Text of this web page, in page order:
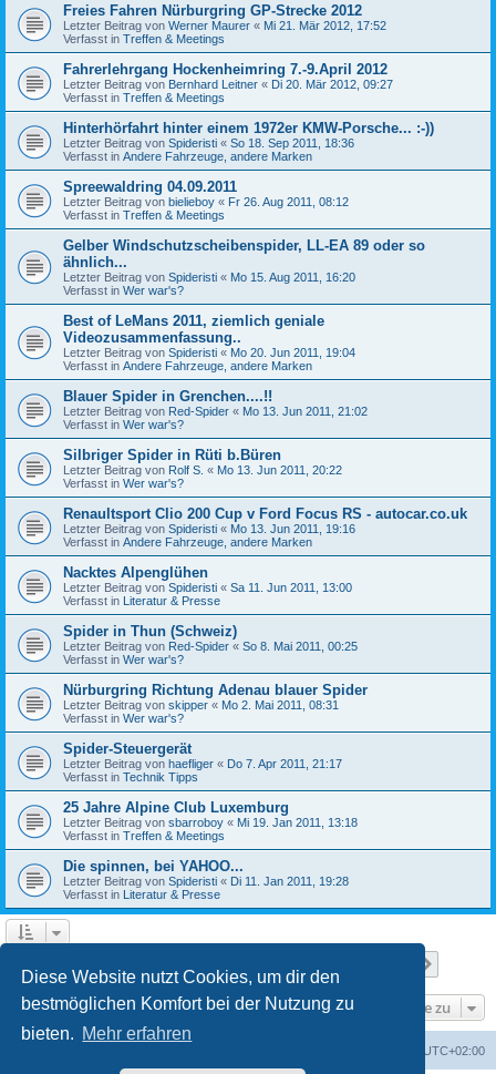
Diese Website nutzt Cookies, um dir den
bestmöglichen Komfort bei der Nutzung zu
bieten. Mehr erfahren
Freies Fahren Nürburgring GP-Strecke 2012
Letzter Beitrag von Werner Maurer « Mi 21. Mär 2012, 17:52
Verfasst in Treffen & Meetings
Fahrerlehrgang Hockenheimring 7.-9.April 2012
Letzter Beitrag von Bernhard Leitner « Di 20. Mär 2012, 09:27
Verfasst in Treffen & Meetings
Hinterhörfahrt hinter einem 1972er KMW-Porsche... :-))
Letzter Beitrag von Spideristi « So 18. Sep 2011, 18:36
Verfasst in Andere Fahrzeuge, andere Marken
Spreewaldring 04.09.2011
Letzter Beitrag von bielieboy « Fr 26. Aug 2011, 08:12
Verfasst in Treffen & Meetings
Gelber Windschutzscheibenspider, LL-EA 89 oder so
ähnlich...
Letzter Beitrag von Spideristi « Mo 15. Aug 2011, 16:20
Verfasst in Wer war's?
Best of LeMans 2011, ziemlich geniale
Videozusammenfassung..
Letzter Beitrag von Spideristi « Mo 20. Jun 2011, 19:04
Verfasst in Andere Fahrzeuge, andere Marken
Blauer Spider in Grenchen....!!
Letzter Beitrag von Red-Spider « Mo 13. Jun 2011, 21:02
Verfasst in Wer war's?
Silbriger Spider in Rüti b.Büren
Letzter Beitrag von Rolf S. « Mo 13. Jun 2011, 20:22
Verfasst in Wer war's?
Renaultsport Clio 200 Cup v Ford Focus RS - autocar.co.uk
Letzter Beitrag von Spideristi « Mo 13. Jun 2011, 19:16
Verfasst in Andere Fahrzeuge, andere Marken
Nacktes Alpenglühen
Letzter Beitrag von Spideristi « Sa 11. Jun 2011, 13:00
Verfasst in Literatur & Presse
Spider in Thun (Schweiz)
Letzter Beitrag von Red-Spider « So 8. Mai 2011, 00:25
Verfasst in Wer war's?
Nürburgring Richtung Adenau blauer Spider
Letzter Beitrag von skipper « Mo 2. Mai 2011, 08:31
Verfasst in Wer war's?
Spider-Steuergerät
Letzter Beitrag von haefliger « Do 7. Apr 2011, 21:17
Verfasst in Technik Tipps
25 Jahre Alpine Club Luxemburg
Letzter Beitrag von sbarroboy « Mi 19. Jan 2011, 13:18
Verfasst in Treffen & Meetings
Die spinnen, bei YAHOO...
Letzter Beitrag von Spideristi « Di 11. Jan 2011, 19:28
Verfasst in Literatur & Presse
Gehe zu
UTC+02:00